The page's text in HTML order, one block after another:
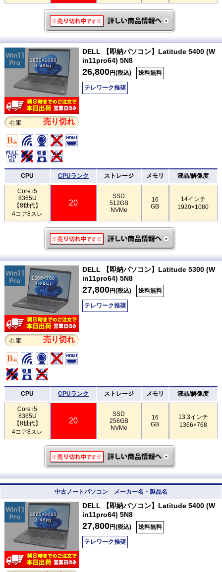
1920×1080
1.48kg
在庫 売り切れ
DELL 【即納パソコン】Latitude 5400 (W
in11pro64) 5N8
26,800円(税込) 送料無料
テレワーク推奨
CPU CPUランク ストレージ メモリ 液晶/解像度
Core i5
8365U
【8世代】
4コア8スレ
20
SSD
512GB
NVMe
16
GB
14インチ
1920×1080
1366×768
1.24kg
在庫 売り切れ
DELL 【即納パソコン】Latitude 5300 (W
in11pro64) 5N8
27,800円(税込) 送料無料
テレワーク推奨
CPU CPUランク ストレージ メモリ 液晶/解像度
Core i5
8365U
【8世代】
4コア8スレ
20
SSD
256GB
NVMe
16
GB
13.3インチ
1366×768
中古ノートパソコン メーカー名・製品名
1920×1080
1.48kg
DELL 【即納パソコン】Latitude 5400 (W
in11pro64) 5N8
27,800円(税込) 送料無料
テレワーク推奨